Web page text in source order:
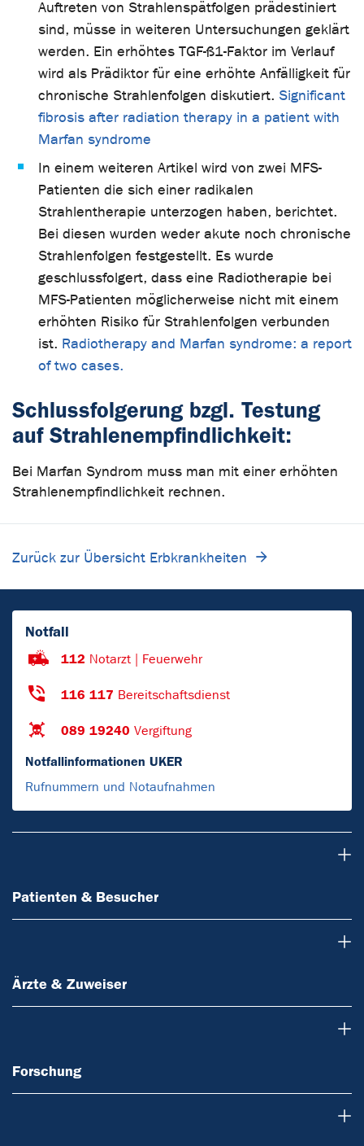
Auftreten von Strahlenspätfolgen prädestiniert
sind, müsse in weiteren Untersuchungen geklärt
werden. Ein erhöhtes TGF-ß1-Faktor im Verlauf
wird als Prädiktor für eine erhöhte Anfälligkeit für
chronische Strahlenfolgen diskutiert. Significant
fibrosis after radiation therapy in a patient with
Marfan syndrome
In einem weiteren Artikel wird von zwei MFS-
Patienten die sich einer radikalen
Strahlentherapie unterzogen haben, berichtet.
Bei diesen wurden weder akute noch chronische
Strahlenfolgen festgestellt. Es wurde
geschlussfolgert, dass eine Radiotherapie bei
MFS-Patienten möglicherweise nicht mit einem
erhöhten Risiko für Strahlenfolgen verbunden
ist. Radiotherapy and Marfan syndrome: a report
of two cases.
Schlussfolgerung bzgl. Testung
auf Strahlenempfindlichkeit:
Bei Marfan Syndrom muss man mit einer erhöhten
Strahlenempfindlichkeit rechnen.
Zurück zur Übersicht Erbkrankheiten
Notfall
112 Notarzt | Feuerwehr
116 117 Bereitschaftsdienst
089 19240 Vergiftung
Notfallinformationen UKER
Rufnummern und Notaufnahmen
Patienten & Besucher
Ärzte & Zuweiser
Forschung